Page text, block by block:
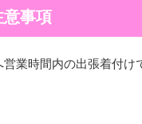
意事項
営業時間内の出張着付け